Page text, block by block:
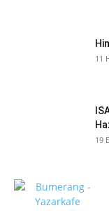
11
19